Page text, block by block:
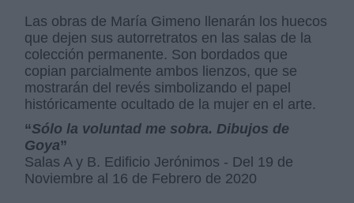
Las obras de María Gimeno llenarán los huecos
que dejen sus autorretratos en las salas de la
colección permanente. Son bordados que
copian parcialmente ambos lienzos, que se
mostrarán del revés simbolizando el papel
históricamente ocultado de la mujer en el arte.
“Sólo la voluntad me sobra. Dibujos de
Goya”
Salas A y B. Edificio Jerónimos - Del 19 de
Noviembre al 16 de Febrero de 2020